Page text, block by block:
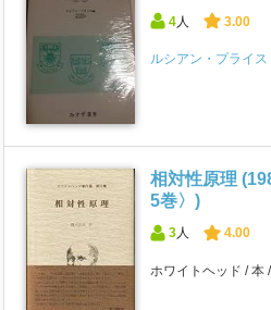
4 人 3.00
ルシアン・プライス
相対性原理
5巻〉)
3 人 4.00
ホワイトヘッド 本